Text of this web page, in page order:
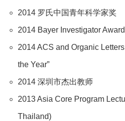
2014 罗氏中国青年科学家奖
2014 Bayer Investigator Award
2014 ACS and Organic
the Year”
2014 深圳市杰出教师
2013 Asia Core Program
Thailand)